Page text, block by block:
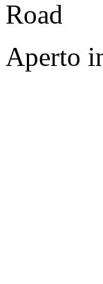
Road
Aperto